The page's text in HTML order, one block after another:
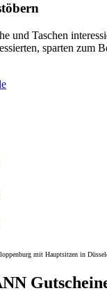
und Taschen
sparten zum
mit Hauptsitzen in